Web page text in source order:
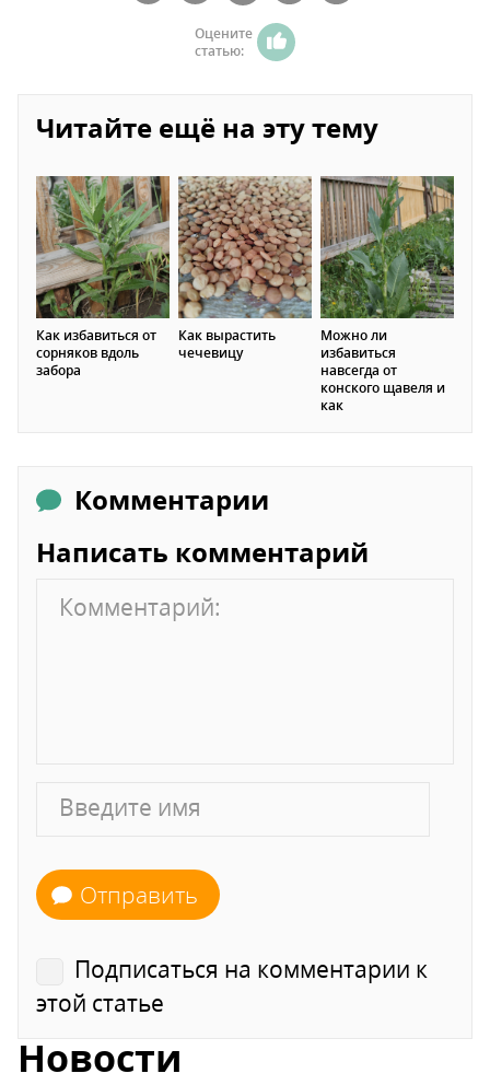
Оцените
статью:
Читайте ещё на эту тему
Как избавиться от
сорняков вдоль
забора
Как вырастить
чечевицу
Можно ли
избавиться
навсегда от
конского щавеля и
как
Комментарии
Написать комментарий
Отправить
Подписаться на комментарии к
этой статье
Новости